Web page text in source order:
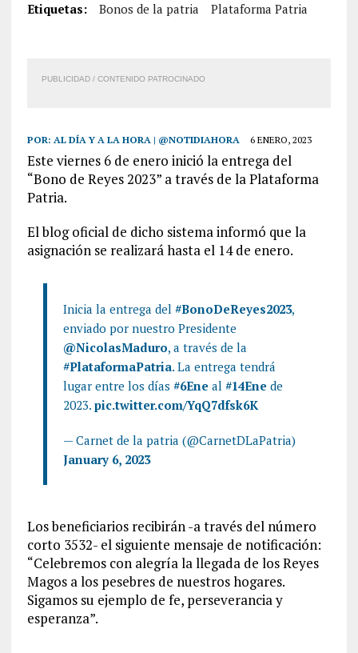
Etiquetas: Bonos de la patria Plataforma Patria
PUBLICIDAD / CONTENIDO PATROCINADO
POR: AL DÍA Y A LA HORA | @NOTIDIAHORA 6 ENERO, 2023
Este viernes 6 de enero inició la entrega del
“Bono de Reyes 2023” a través de la Plataforma
Patria.
El blog oficial de dicho sistema informó que la
asignación se realizará hasta el 14 de enero.
Inicia la entrega del #BonoDeReyes2023,
enviado por nuestro Presidente
@NicolasMaduro, a través de la
#PlataformaPatria. La entrega tendrá
lugar entre los días #6Ene al #14Ene de
2023. pic.twitter.com/YqQ7dfsk6K
— Carnet de la patria (@CarnetDLaPatria)
January 6, 2023
Los beneficiarios recibirán -a través del número
corto 3532- el siguiente mensaje de notificación:
“Celebremos con alegría la llegada de los Reyes
Magos a los pesebres de nuestros hogares.
Sigamos su ejemplo de fe, perseverancia y
esperanza”.